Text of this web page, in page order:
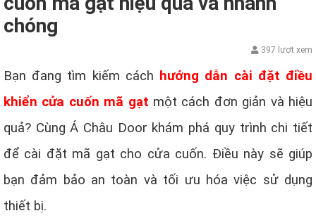
chóng
397 lượt xem
Bạn đang tìm kiếm cách hướng dẫn cài đặt điều
khiển cửa cuốn mã gạt một cách đơn giản và hiệu
quả? Cùng Á Châu Door khám phá quy trình chi tiết
để cài đặt mã gạt cho cửa cuốn. Điều này sẽ giúp
bạn đảm bảo an toàn và tối ưu hóa việc sử dụng
thiết bị.